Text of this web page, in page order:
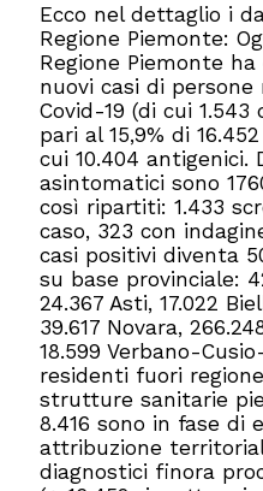
Ecco nel dettaglio i
Regione Piemonte:
Regione Piemonte
nuovi casi di
Covid-19 (di cui
pari al 15,9% di
cui 10.404 antigenici.
asintomatici sono
così ripartiti: 1.433
caso, 323 con
casi positivi diventa
su base provinciale:
24.367 Asti, 17.022
39.617 Novara,
18.599 Verbano-
residenti fuori
strutture sanitarie
8.416 sono in fase di
attribuzione
diagnostici finora